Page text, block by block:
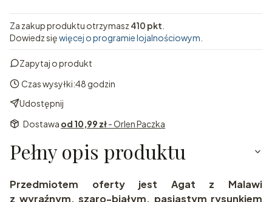
Za zakup produktu otrzymasz 410 pkt
Dowiedz sięwięcej o programie lojalnościowym.
Zapytaj o produkt
Czas wysyłki:48 godzin
Udostępnij
Dostawa od 10,99 zł- Orlen Paczka
Pełny opis produktu
Przedmiotem oferty jest Agat z Malawi
z wyraźnym, szaro-białym, pasiastym rysunkiem